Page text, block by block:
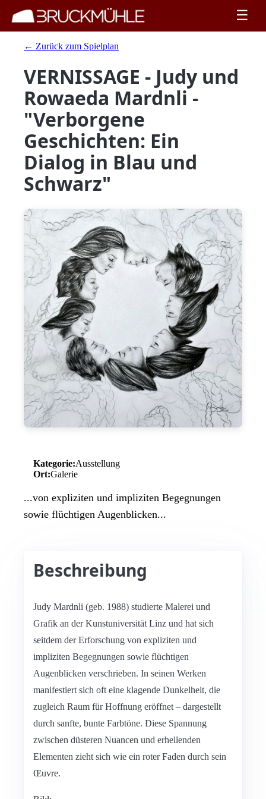
☰
← Zurück zum Spielplan
VERNISSAGE - Judy und
Rowaeda Mardnli -
"Verborgene
Geschichten: Ein
Dialog in Blau und
Schwarz"
Kategorie:Ausstellung
Ort:Galerie
...von expliziten und impliziten Begegnungen
sowie flüchtigen Augenblicken...
Beschreibung
Judy Mardnli (geb. 1988) studierte Malerei und
Grafik an der Kunstuniversität Linz und hat sich
seitdem der Erforschung von expliziten und
impliziten Begegnungen sowie flüchtigen
Augenblicken verschrieben. In seinen Werken
manifestiert sich oft eine klagende Dunkelheit, die
zugleich Raum für Hoffnung eröffnet – dargestellt
durch sanfte, bunte Farbtöne. Diese Spannung
zwischen düsteren Nuancen und erhellenden
Elementen zieht sich wie ein roter Faden durch sein
Œuvre.